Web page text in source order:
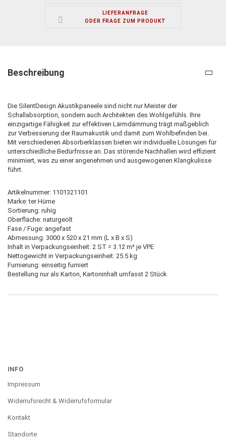
LIEFERANFRAGE
ODER FRAGE ZUM PRODUKT
Beschreibung
Die SilentDesign Akustikpaneele sind nicht nur Meister der
Schallabsorption, sondern auch Architekten des Wohlgefühls. Ihre
einzigartige Fähigkeit zur effektiven Lärmdämmung trägt maßgeblich
zur Verbesserung der Raumakustik und damit zum Wohlbefinden bei.
Mit verschiedenen Absorberklassen bieten wir individuelle Lösungen für
unterschiedliche Bedürfnisse an. Das störende Nachhallen wird effizient
minimiert, was zu einer angenehmen und ausgewogenen Klangkulisse
führt.
Artikelnummer: 1101321101
Marke: ter Hürne
Sortierung: ruhig
Oberfläche: naturgeölt
Fase / Fuge: angefast
Abmessung: 3000 x 520 x 21 mm (L x B x S)
Inhalt in Verpackungseinheit: 2 ST = 3.12 m² je VPE
Nettogewicht in Verpackungseinheit: 25.5 kg
Furnierung: einseitig furniert
Bestellung nur als Karton, Kartoninhalt umfasst 2 Stück.
INFO
Impressum
Widerrufsrecht & Widerrufsformular
Kontakt
Standorte